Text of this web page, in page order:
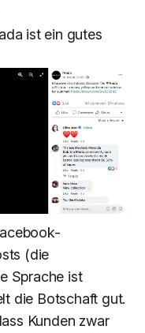
ist ein gutes
(die
Sprache ist
die Botschaft gut.
Kunden zwar